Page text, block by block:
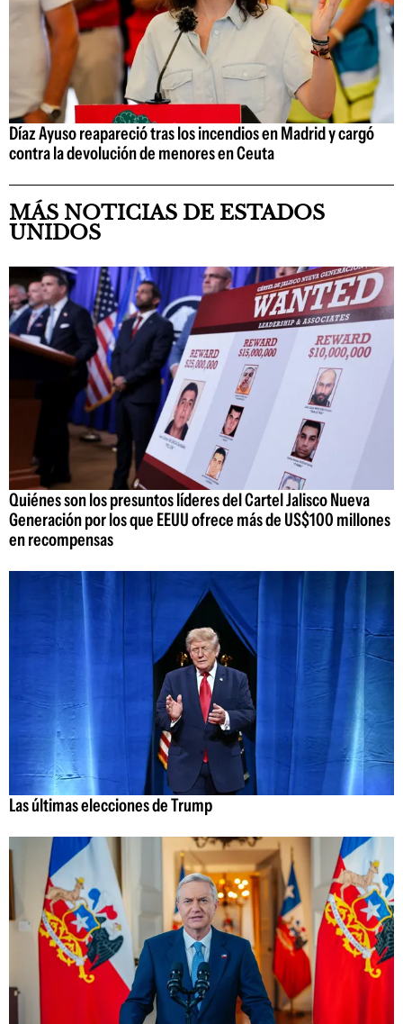
Díaz Ayuso reapareció tras los incendios en Madrid y cargó
contra la devolución de menores en Ceuta
MÁS NOTICIAS DE ESTADOS
UNIDOS
Quiénes son los presuntos líderes del Cartel Jalisco Nueva
Generación por los que EEUU ofrece más de US$100 millones
en recompensas
Las últimas elecciones de Trump